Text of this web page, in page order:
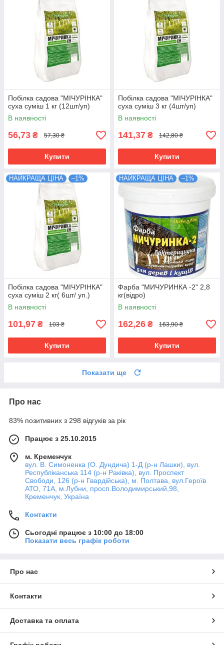
Побілка садова "МІЧУРІНКА"
суха суміш 1 кг (12шт/уп)
В наявності
56,73 ₴ 57,30 ₴
Купити
Побілка садова "МІЧУРІНКА"
суха суміш 3 кг (4шт/уп)
В наявності
141,37 ₴ 142,80 ₴
Купити
НАЙКРАЩА ЦІНА –1%
Побілка садова "МІЧУРІНКА"
суха суміш 2 кг( 6шт/ уп.)
В наявності
101,97 ₴ 103 ₴
Купити
НАЙКРАЩА ЦІНА –1%
Фарба "МИЧУРИНКА -2" 2,8
кг(відро)
В наявності
162,26 ₴ 163,90 ₴
Купити
Показати ще
Про нас
83% позитивних з 298 відгуків за рік
Працює з 25.10.2015
м. Кременчук
вул. В. Симоненка (О. Дундича) 1-Д (р-н Лашки), вул.
Республіканська 114 (р-н Раківка), вул. Проспект
Свободи, 126 (р-н Гвардійська), м. Полтава, вул.Героїв
АТО, 71А, м.Лубни, просп.Володимирський,98,
Кременчук, Україна
Контакти
Сьогодні працює з 10:00 до 18:00
Показати весь графік роботи
Про нас
Контакти
Доставка та оплата